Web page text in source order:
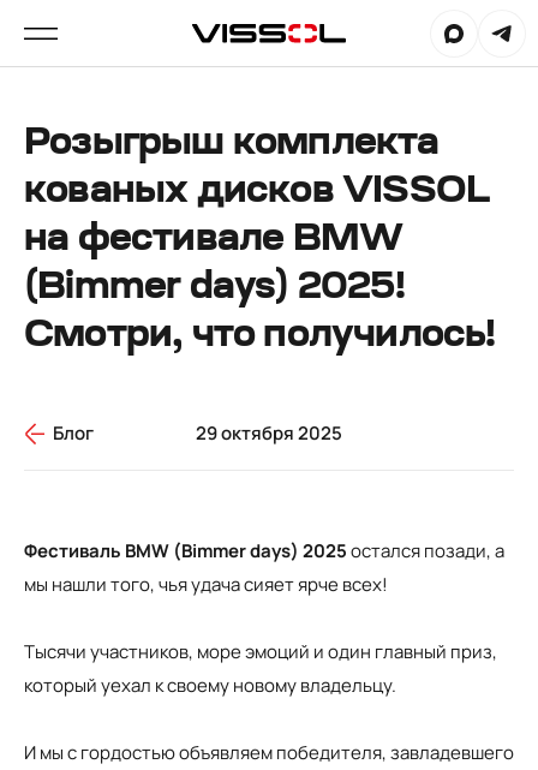
Розыгрыш комплекта
кованых дисков VISSOL
на фестивале BMW
(Bimmer days) 2025!
Смотри, что получилось!
Блог 29 октября 2025
Фестиваль BMW (Bimmer days) 2025остался позади, а
мы нашли того, чья удача сияет ярче всех!
Тысячи участников, море эмоций и один главный приз,
который уехал к своему новому владельцу.
И мы с гордостью объявляем победителя, завладевшего